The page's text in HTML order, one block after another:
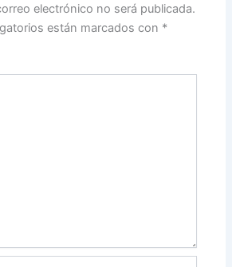
electrónico no será publicada.
están marcados con *